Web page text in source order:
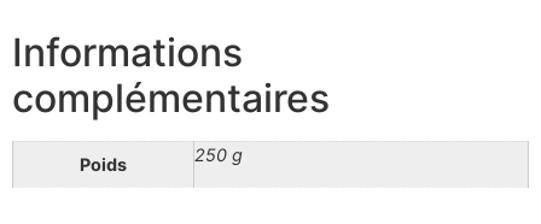
Informations
complémentaires
Poids 250 g